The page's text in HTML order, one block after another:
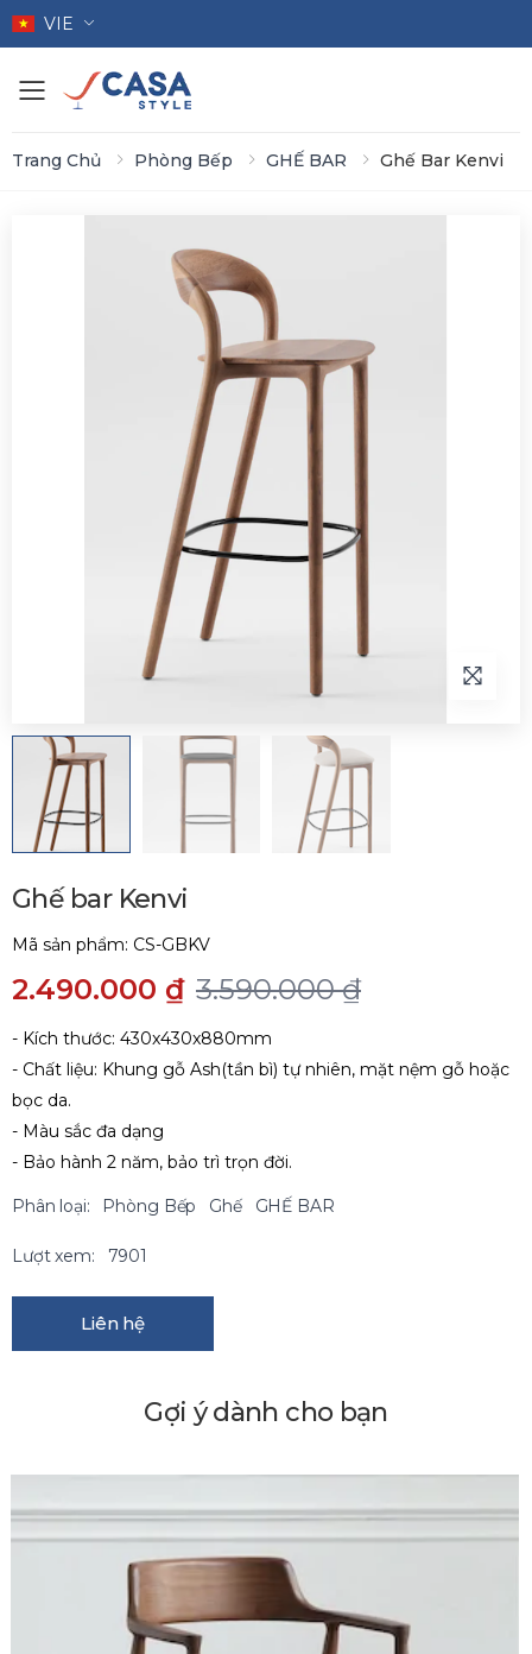
VIE
Toggle mobile menu
Trang Chủ Phòng Bếp GHẾ BAR Ghế Bar Kenvi
Ghế bar Kenvi
Mã sản phẩm: CS-GBKV
2.490.000 ₫ 3.590.000 ₫
- Kích thước: 430x430x880mm
- Chất liệu: Khung gỗ Ash(tần bì) tự nhiên, mặt nệm gỗ hoặc
bọc da.
- Màu sắc đa dạng
- Bảo hành 2 năm, bảo trì trọn đời.
Phân loại: Phòng Bếp Ghế GHẾ BAR
Lượt xem: 7901
Liên hệ
Gợi ý dành cho bạn